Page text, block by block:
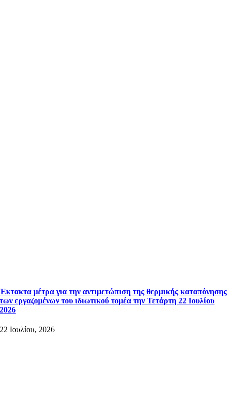
Έκτακτα μέτρα για την αντιμετώπιση της θερμικής καταπόνησης
των εργαζομένων του ιδιωτικού τομέα την Τετάρτη 22 Ιουλίου
2026
22 Ιουλίου, 2026